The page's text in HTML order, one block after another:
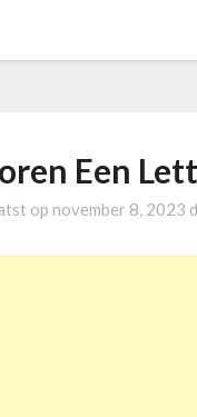
Een
op november 8, 2023